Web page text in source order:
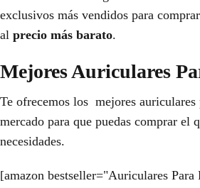
exclusivos más vendidos para
al precio más barato.
Mejores Auriculares
Te ofrecemos los mejores auriculares
mercado para que puedas comprar el
necesidades.
[amazon bestseller="Auriculares